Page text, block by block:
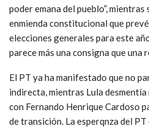
poder emana del pueblo”, mientras
enmienda constitucional que
elecciones generales para este
parece más una consigna que una
El PT ya ha manifestado que no
indirecta, mientras Lula
con Fernando Henrique Cardoso
de transición. La esperqnza del